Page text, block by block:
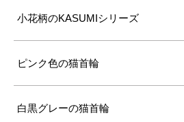
小花柄のKASUMIシリーズ
ピンク色の猫首輪
白黒グレーの猫首輪